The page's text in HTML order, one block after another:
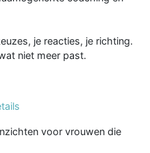
je reacties, je richting.
niet meer past.
voor vrouwen die